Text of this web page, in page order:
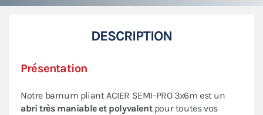
DESCRIPTION
Présentation
Notre barnum pliant ACIER SEMI-PRO 3x6m est un
abri très maniable et polyvalentpour toutes vos